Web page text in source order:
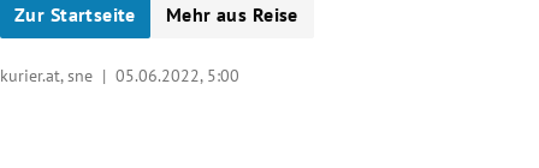
Zur Startseite Mehr aus Reise
kurier.at, sne | 05.06.2022, 5:00